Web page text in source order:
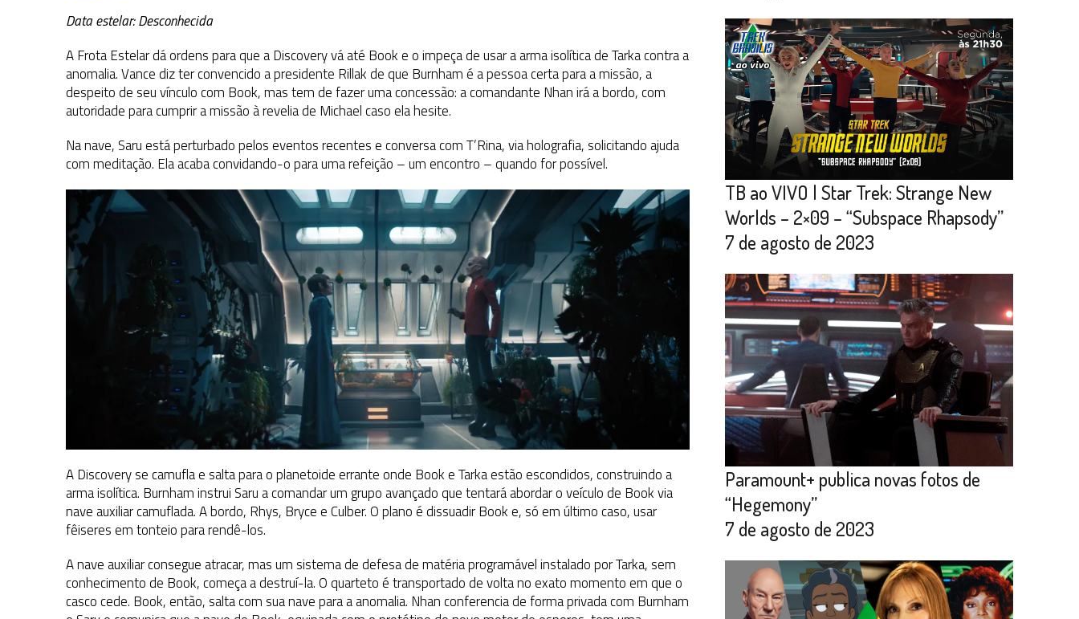
Data estelar: Desconhecida
A Frota Estelar dá ordens para que a Discovery vá até Book e o impeça de usar a arma isolítica de Tarka contra a
anomalia. Vance diz ter convencido a presidente Rillak de que Burnham é a pessoa certa para a missão, a
despeito de seu vínculo com Book, mas tem de fazer uma concessão: a comandante Nhan irá a bordo, com
autoridade para cumprir a missão à revelia de Michael caso ela hesite.
Na nave, Saru está perturbado pelos eventos recentes e conversa com T’Rina, via holografia, solicitando ajuda
com meditação. Ela acaba convidando-o para uma refeição – um encontro – quando for possível.
A Discovery se camufla e salta para o planetoide errante onde Book e Tarka estão escondidos, construindo a
arma isolítica. Burnham instrui Saru a comandar um grupo avançado que tentará abordar o veículo de Book via
nave auxiliar camuflada. A bordo, Rhys, Bryce e Culber. O plano é dissuadir Book e, só em último caso, usar
fêiseres em tonteio para rendê-los.
A nave auxiliar consegue atracar, mas um sistema de defesa de matéria programável instalado por Tarka, sem
conhecimento de Book, começa a destruí-la. O quarteto é transportado de volta no exato momento em que o
casco cede. Book, então, salta com sua nave para a anomalia. Nhan conferencia de forma privada com Burnham
TB ao VIVO | Star Trek: Strange New
Worlds – 2×09 – “Subspace Rhapsody”
7 de agosto de 2023
Paramount+ publica novas fotos de
“Hegemony”
7 de agosto de 2023